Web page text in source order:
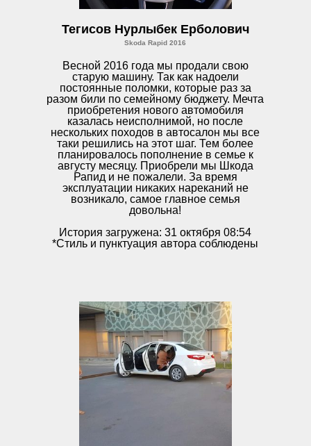
Тегисов Нурлыбек Ерболович
Skoda Rapid 2016
Весной 2016 года мы продали свою
старую машину. Так как надоели
постоянные поломки, которые раз за
разом били по семейному бюджету. Мечта
приобретения нового автомобиля
казалась неисполнимой, но после
нескольких походов в автосалон мы все
таки решились на этот шаг. Тем более
планировалось пополнение в семье к
августу месяцу. Приобрели мы Шкода
Рапид и не пожалели. За время
эксплуатации никаких нареканий не
возникало, самое главное семья
довольна!
История загружена: 31 октября 08:54
*Стиль и пунктуация автора соблюдены